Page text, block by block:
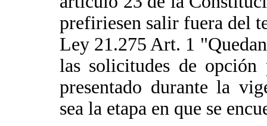
prefiriesen salir fuera del
Ley 21.275 Art. 1
las solicitudes de
presentado durante la
sea la etapa en que se